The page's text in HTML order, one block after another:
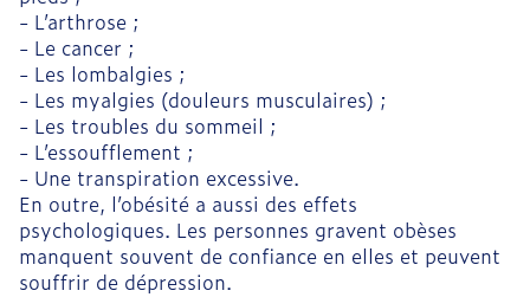
- L’arthrose ;
- Le cancer ;
- Les lombalgies ;
- Les myalgies (douleurs musculaires) ;
- Les troubles du sommeil ;
- L’essoufflement ;
- Une transpiration excessive.
En outre, l’obésité a aussi des effets
psychologiques. Les personnes gravent obèses
manquent souvent de confiance en elles et peuvent
souffrir de dépression.